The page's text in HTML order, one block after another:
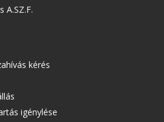
A.SZ.F.
kérés
igénylése